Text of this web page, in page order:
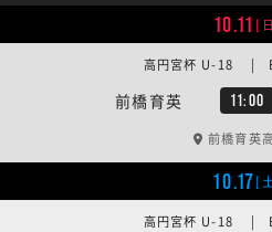
10.11 [
前橋育英 11:00
高円宮杯 U-18 |
前橋育英
10.17[
高円宮杯 U-18 |